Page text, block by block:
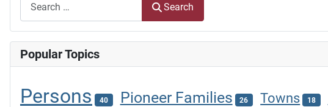
Search
Popular Topics
Persons 40 Pioneer Families 26 Towns 18